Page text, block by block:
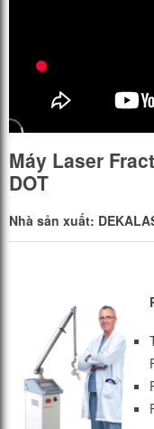
Máy Laser
DOT
Nhà sản xuất: